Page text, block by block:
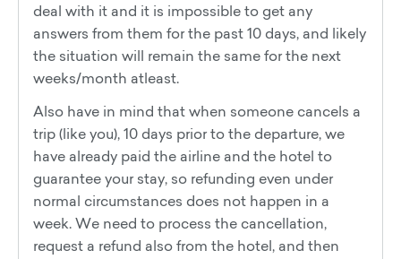
deal with it and it is impossible to get any
answers from them for the past 10 days, and likely
the situation will remain the same for the next
weeks/month atleast.
Also have in mind that when someone cancels a
trip (like you), 10 days prior to the departure, we
have already paid the airline and the hotel to
guarantee your stay, so refunding even under
normal circumstances does not happen in a
week. We need to process the cancellation,
request a refund also from the hotel, and then